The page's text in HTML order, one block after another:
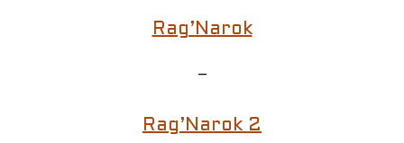
Rag’Narok
–
Rag’Narok 2